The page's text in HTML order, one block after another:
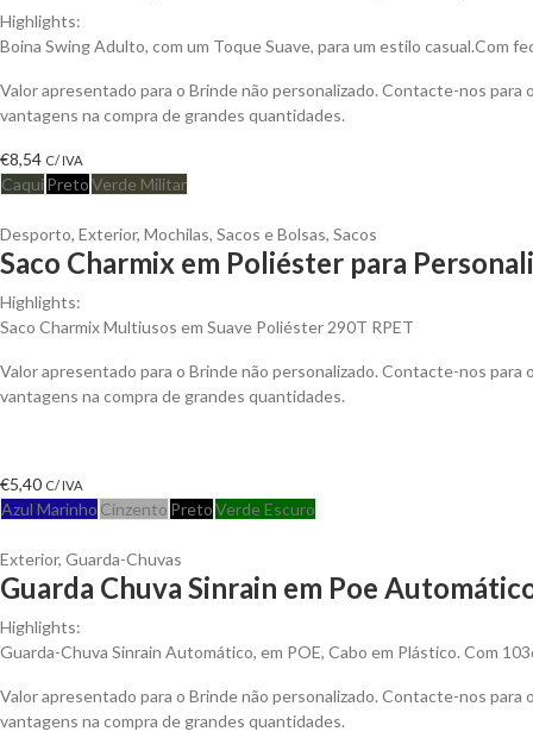
Highlights:
Boina Swing Adulto, com um Toque Suave, para um estilo casual.Com
Valor apresentado para o Brinde não personalizado. Contacte-nos para
vantagens na compra de grandes quantidades.
€8,54 C/ IVA
CaquiPretoVerde Militar
Desporto, Exterior, Mochilas, Sacos e Bolsas, Sacos
Saco Charmix em Poliéster para
Highlights:
Saco Charmix Multiusos em Suave Poliéster 290T RPET
Valor apresentado para o Brinde não personalizado. Contacte-nos para
vantagens na compra de grandes quantidades.
€5,40 C/ IVA
Azul Marinho Cinzento PretoVerde Escuro
Exterior, Guarda-Chuvas
Guarda Chuva Sinrain em Poe
Highlights:
Guarda-Chuva Sinrain Automático, em POE, Cabo em Plástico. Com
Valor apresentado para o Brinde não personalizado. Contacte-nos para
vantagens na compra de grandes quantidades.